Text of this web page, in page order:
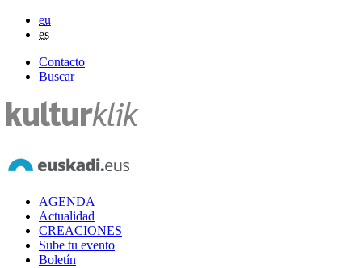
eu
es
Contacto
Buscar
AGENDA
Actualidad
CREACIONES
Sube tu evento
Boletín